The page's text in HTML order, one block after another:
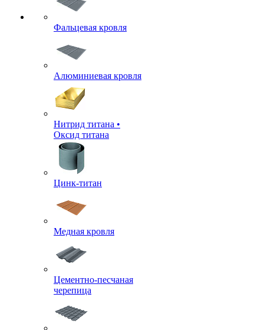
Фальцевая кровля
Алюминиевая кровля
Нитрид титана •
Оксид титана
Цинк-титан
Медная кровля
Цементно-песчаная
черепица